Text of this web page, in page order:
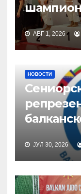
АВГ 1, 2026
НОВОСТИ
ЈУЛ 30, 2026